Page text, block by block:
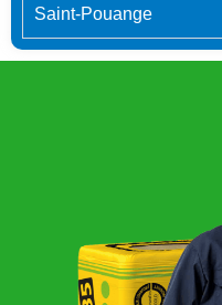
Saint-Pouange